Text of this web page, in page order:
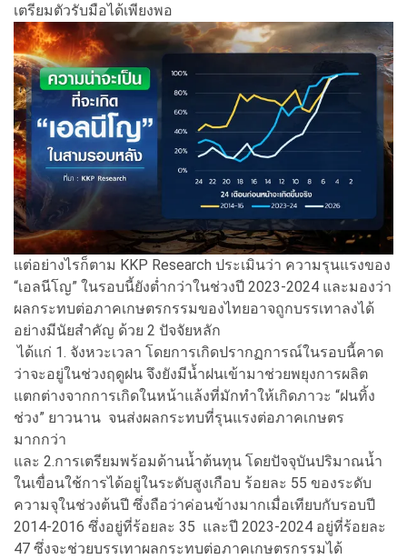
เตรียมตัวรับมือได้เพียงพอ
แต่อย่างไรก็ตาม KKP Research ประเมินว่า ความรุนแรงของ
“เอลนีโญ” ในรอบนี้ยังต่ำกว่าในช่วงปี 2023-2024 และมองว่า
ผลกระทบต่อภาคเกษตรกรรมของไทยอาจถูกบรรเทาลงได้
อย่างมีนัยสำคัญ ด้วย 2 ปัจจัยหลัก
ได้แก่ 1. จังหวะเวลา โดยการเกิดปรากฏการณ์ในรอบนี้คาด
ว่าจะอยู่ในช่วงฤดูฝน จึงยังมีน้ำฝนเข้ามาช่วยพยุงการผลิต
แตกต่างจากการเกิดในหน้าแล้งที่มักทำให้เกิดภาวะ “ฝนทิ้ง
ช่วง” ยาวนาน จนส่งผลกระทบที่รุนแรงต่อภาคเกษตร
มากกว่า
และ 2.การเตรียมพร้อมด้านน้ำต้นทุน โดยปัจจุบันปริมาณน้ำ
ในเขื่อนใช้การได้อยู่ในระดับสูงเกือบ ร้อยละ 55 ของระดับ
ความจุในช่วงต้นปี ซึ่งถือว่าค่อนข้างมากเมื่อเทียบกับรอบปี
2014-2016 ซึ่งอยู่ที่ร้อยละ 35 และปี 2023-2024 อยู่ที่ร้อยละ
47 ซึ่งจะช่วยบรรเทาผลกระทบต่อภาคเกษตรกรรมได้